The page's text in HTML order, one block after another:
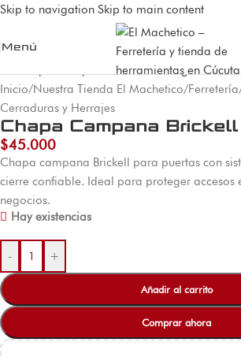
Skip to navigation Skip to main content
Menú
Inicio/Nuestra Tienda El Machetico/Ferretería
Cerraduras y Herrajes
Chapa Campana Brickell
$45.000
Chapa campana Brickell para puertas con
cierre confiable. Ideal para proteger accesos
negocios.
Hay existencias
- +
Añadir al carrito
Comprar ahora